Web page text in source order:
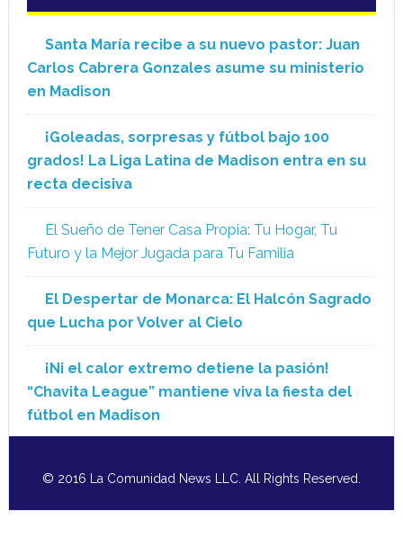
Santa María recibe a su nuevo pastor: Juan
Carlos Cabrera Gonzales asume su ministerio
en Madison
¡Goleadas, sorpresas y fútbol bajo 100
grados! La Liga Latina de Madison entra en su
recta decisiva
El Sueño de Tener Casa Propia: Tu Hogar, Tu
Futuro y la Mejor Jugada para Tu Familia
El Despertar de Monarca: El Halcón Sagrado
que Lucha por Volver al Cielo
¡Ni el calor extremo detiene la pasión!
“Chavita League” mantiene viva la fiesta del
fútbol en Madison
© 2016 La Comunidad News LLC. All Rights Reserved.